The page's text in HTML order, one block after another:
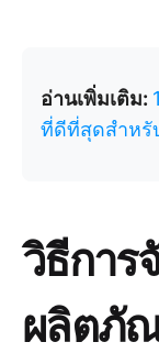
อ่านเพิ่มเติม:
ที่ดีที่สุดสำห
วิธีการ
ผลิตภั